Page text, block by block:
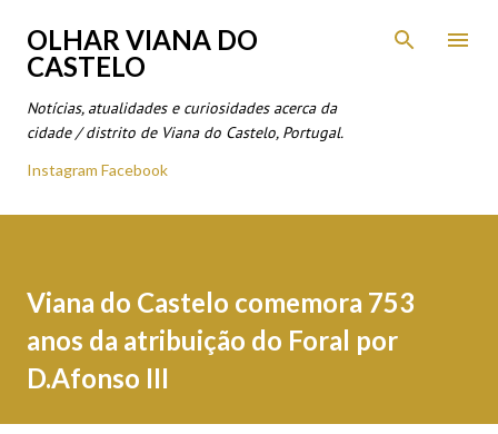
Avançar para o conteúdo principal
OLHAR VIANA DO
CASTELO
Notícias, atualidades e curiosidades acerca da
cidade / distrito de Viana do Castelo, Portugal.
Instagram Facebook
Viana do Castelo comemora 753
anos da atribuição do Foral por
D.Afonso III